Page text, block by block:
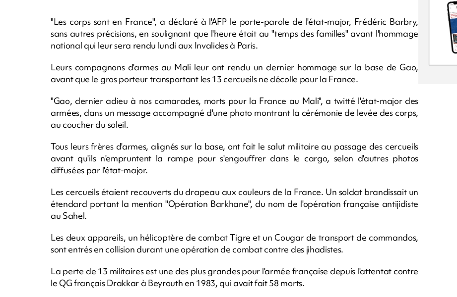
"Les corps sont en France", a déclaré à l'AFP le porte-parole de l'état-major, Frédéric Barbry,
sans autres précisions, en soulignant que l'heure était au "temps des familles" avant l'hommage
national qui leur sera rendu lundi aux Invalides à Paris.
Leurs compagnons d'armes au Mali leur ont rendu un dernier hommage sur la base de Gao,
avant que le gros porteur transportant les 13 cercueils ne décolle pour la France.
"Gao, dernier adieu à nos camarades, morts pour la France au Mali", a twitté l'état-major des
armées, dans un message accompagné d'une photo montrant la cérémonie de levée des corps,
au coucher du soleil.
Tous leurs frères d'armes, alignés sur la base, ont fait le salut militaire au passage des cercueils
avant qu'ils n'empruntent la rampe pour s'engouffrer dans le cargo, selon d'autres photos
diffusées par l'état-major.
Les cercueils étaient recouverts du drapeau aux couleurs de la France. Un soldat brandissait un
étendard portant la mention "Opération Barkhane", du nom de l'opération française antijidiste
au Sahel.
Les deux appareils, un hélicoptère de combat Tigre et un Cougar de transport de commandos,
sont entrés en collision durant une opération de combat contre des jihadistes.
La perte de 13 militaires est une des plus grandes pour l'armée française depuis l'attentat contre
le QG français Drakkar à Beyrouth en 1983, qui avait fait 58 morts.